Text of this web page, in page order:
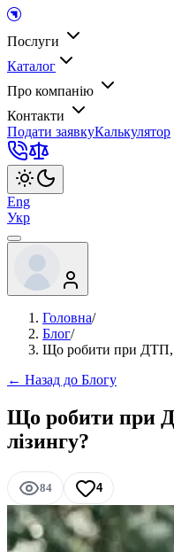
Послуги
Каталог
Про компанію
Контакти
Подати заявкуКалькулятор
Eng
Укр
Головна/
Блог/
Що робити при ДТП,
← Назад до Блогу
Що робити при
лізингу?​
84 4